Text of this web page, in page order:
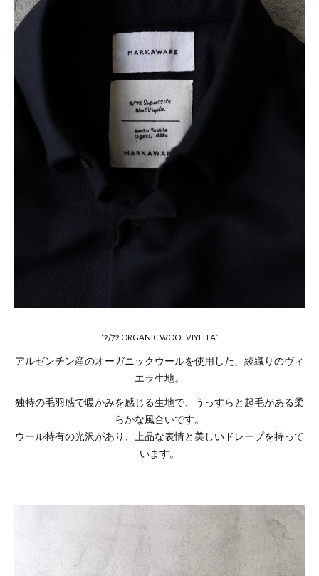
"2/72 ORGANIC WOOL VIYELLA"
アルゼンチン産のオーガニックウールを使用した、綾織りのヴィ
エラ生地。
独特の毛羽感で暖かみを感じる生地で、うっすらと起毛がある柔
らかな風合いです。
ウール特有の光沢があり、上品な表情と美しいドレープを持って
います。